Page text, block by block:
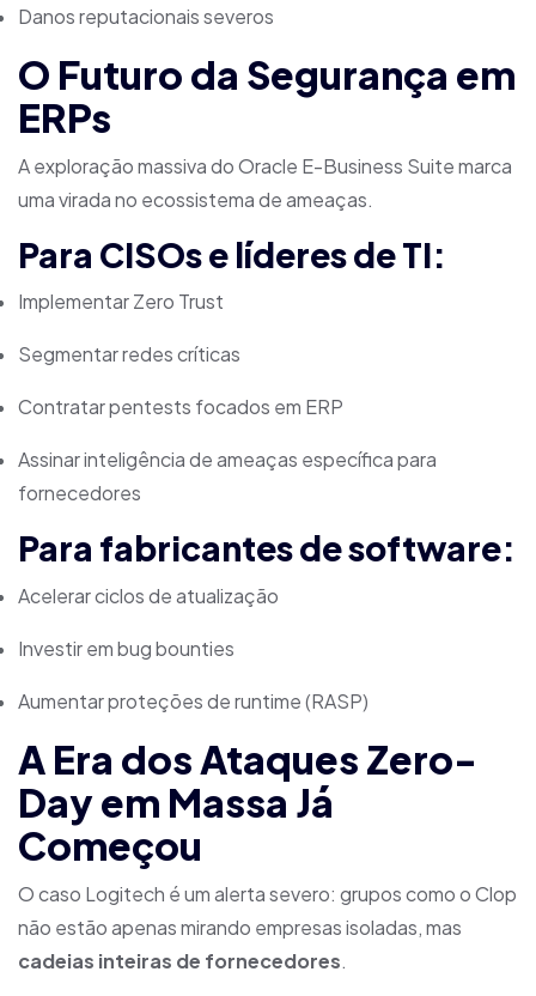
Danos reputacionais severos
O Futuro da Segurança em
ERPs
A exploração massiva do Oracle E-Business Suite marca
uma virada no ecossistema de ameaças.
Para CISOs e líderes de TI:
Implementar Zero Trust
Segmentar redes críticas
Contratar pentests focados em ERP
Assinar inteligência de ameaças específica para
fornecedores
Para fabricantes de software:
Acelerar ciclos de atualização
Investir em bug bounties
Aumentar proteções de runtime (RASP)
A Era dos Ataques Zero-
Day em Massa Já
Começou
O caso Logitech é um alerta severo: grupos como o Clop
não estão apenas mirando empresas isoladas, mas
cadeias inteiras de fornecedores.